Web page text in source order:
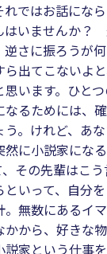
れではお話にな
はいませんか？
さに振ろうが
出てこないよ
います。ひと
なるためには、
。けれど、あ
に小説家にな
その先輩はこ
いって、自分
。無数にあるイ
かから、好き
説家という仕事